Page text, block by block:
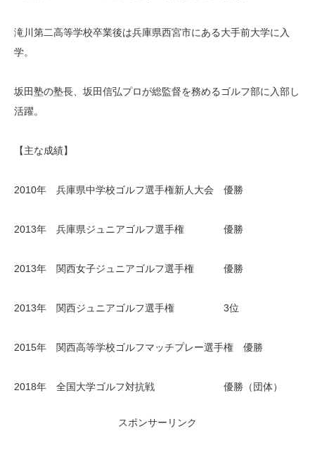
滝川第二高等学校卒業後は兵庫県西宮市にある大手前大学に入
学。
坂田塾の塾長、坂田信弘プロが総監督を務めるゴルフ部に入部し
活躍。
【主な成績】
2010年 兵庫県中学校ゴルフ選手権新人大会 優勝
2013年 兵庫県ジュニアゴルフ選手権 優勝
2013年 関西女子ジュニアゴルフ選手権 優勝
2013年 関西ジュニアゴルフ選手権 3位
2015年 関西高等学校ゴルフマッチプレー選手権 優勝
2018年 全国大学ゴルフ対抗戦 優勝（団体）
スポンサーリンク